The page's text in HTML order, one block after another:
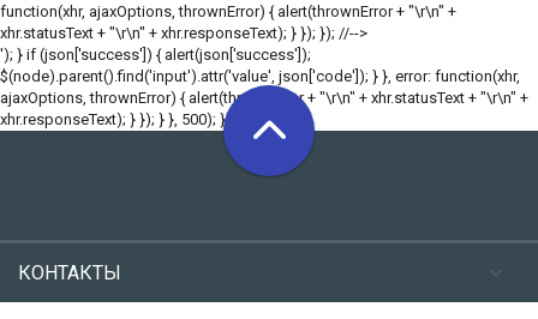
function(xhr, ajaxOptions, thrownError) { alert(thrownError + "\r\n" +
xhr.statusText + "\r\n" + xhr.responseText); } }); }); //-->
'); } if (json['success']) { alert(json['success']);
$(node).parent().find('input').attr('value', json['code']); } }, error: function(xhr,
ajaxOptions, thrownError) { alert(thrownError + "\r\n" + xhr.statusText + "\r\n" +
xhr.responseText); } }); } }, 500); }); //-->
КОНТАКТЫ